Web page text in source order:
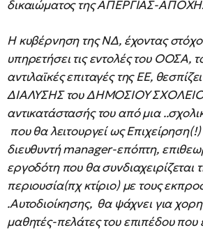
δικαιώματος της ΑΠΕΡΓΙΑΣ-
Η κυβέρνηση της ΝΔ, έχοντας
υπηρετήσει τις εντολές του ΟΟΣΑ,
αντιλαϊκές επιταγές της ΕΕ,
ΔΙΑΛΥΣΗΣ του ΔΗΜΟΣΙΟΥ
αντικατάστασής του από μια
που θα λειτουργεί ως Επιχείρηση(!)
διευθυντή manager-επόπτη,
εργοδότη που θα συνδιαχειρίζεται
περιουσία(πχ κτίριο) με τους
.Αυτοδιοίκησης, θα ψάχνει για
μαθητές-πελάτες του επιπέδου που